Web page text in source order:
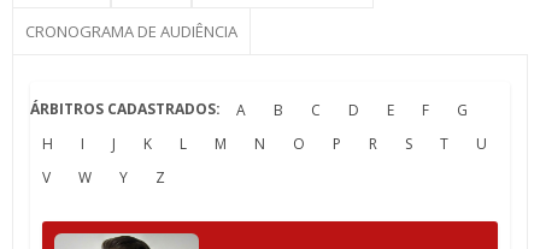
CRONOGRAMA DE AUDIÊNCIA
ÁRBITROS CADASTRADOS: A B C D E F
G
H
I J K L M N O P R S T
U
V
W Y Z